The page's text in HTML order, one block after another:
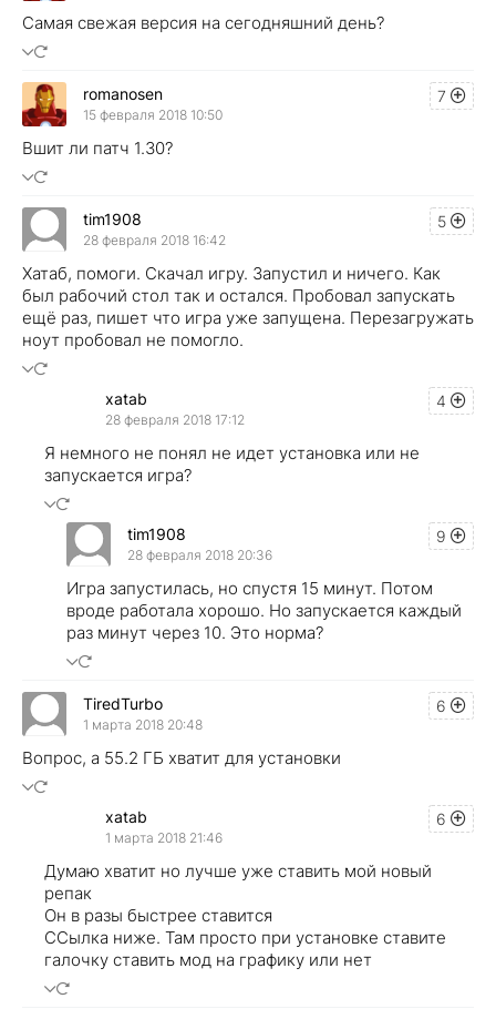
Самая свежая версия на сегодняшний день?
7
romanosen
15 февраля 2018 10:50
Вшит ли патч 1.30?
5
tim1908
28 февраля 2018 16:42
Хатаб, помоги. Скачал игру. Запустил и ничего. Как
был рабочий стол так и остался. Пробовал запускать
ещё раз, пишет что игра уже запущена. Перезагружать
ноут пробовал не помогло.
4
xatab
28 февраля 2018 17:12
Я немного не понял не идет установка или не
запускается игра?
9
tim1908
28 февраля 2018 20:36
Игра запустилась, но спустя 15 минут. Потом
вроде работала хорошо. Но запускается каждый
раз минут через 10. Это норма?
6
TiredTurbo
1 марта 2018 20:48
Вопрос, а 55.2 ГБ хватит для установки
6
xatab
1 марта 2018 21:46
Думаю хватит но лучше уже ставить мой новый
репак
Он в разы быстрее ставится
ССылка ниже. Там просто при установке ставите
галочку ставить мод на графику или нет